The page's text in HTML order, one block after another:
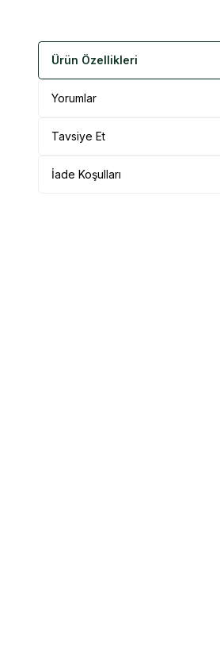
Ürün Özellikleri
Yorumlar
Tavsiye Et
İade Koşulları